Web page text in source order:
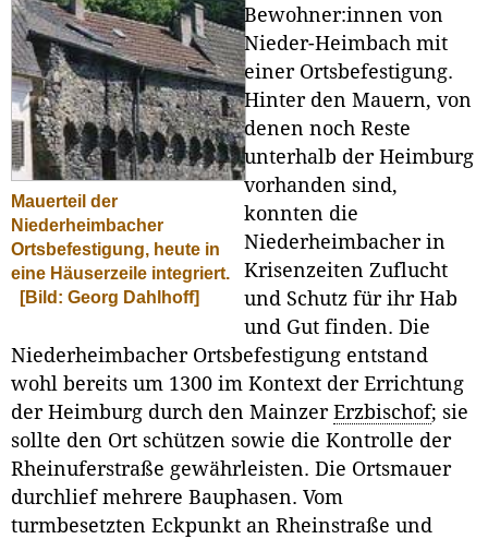
Mauerteil der
Niederheimbacher
Ortsbefestigung, heute in
eine Häuserzeile integriert.
[Bild: Georg Dahlhoff]
Bewohner:innen von
Nieder-Heimbach mit
einer Ortsbefestigung.
Hinter den Mauern, von
denen noch Reste
unterhalb der Heimburg
vorhanden sind,
konnten die
Niederheimbacher in
Krisenzeiten Zuflucht
und Schutz für ihr Hab
und Gut finden. Die
Niederheimbacher Ortsbefestigung entstand
wohl bereits um 1300 im Kontext der Errichtung
der Heimburg durch den Mainzer Erzbischof; sie
sollte den Ort schützen sowie die Kontrolle der
Rheinuferstraße gewährleisten. Die Ortsmauer
durchlief mehrere Bauphasen. Vom
turmbesetzten Eckpunkt an Rheinstraße und